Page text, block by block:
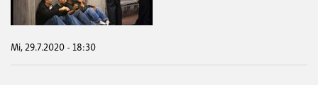
Mi, 29.7.2020 - 18:30